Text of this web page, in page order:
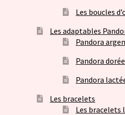
Les boucles
Les adaptables
Pandora
Pandora
Pandora
Les bracelets
Les bracelets